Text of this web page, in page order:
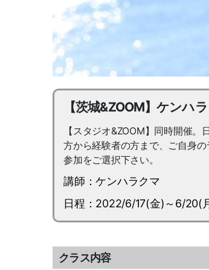
【茨城&ZOOM】ケンハ
【スタジオ&ZOOM】同時開催
方から経験者の方まで、ご自身
参加をご選択下さい。
講師：ケンハラクマ
日程：2022/6/17(金)～6/20(
クラス内容